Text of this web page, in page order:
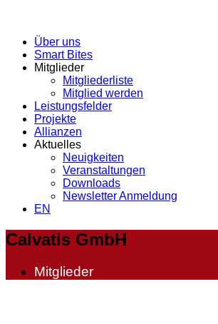
Über uns
Smart Bites
Mitglieder
Mitgliederliste
Mitglied werden
Leistungsfelder
Projekte
Allianzen
Aktuelles
Neuigkeiten
Veranstaltungen
Downloads
Newsletter Anmeldung
EN
Calvatis GmbH
Mitglieder